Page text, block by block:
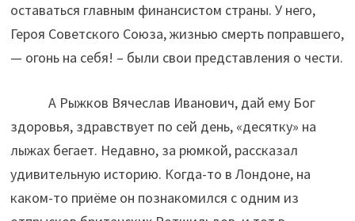
оставаться главным финансистом страны. У него,
Героя Советского Союза, жизнью смерть поправшего,
— огонь на себя! – были свои представления о чести.
А Рыжков Вячеслав Иванович, дай ему Бог
здоровья, здравствует по сей день, «десятку» на
лыжах бегает. Недавно, за рюмкой, рассказал
удивительную историю. Когда-то в Лондоне, на
каком-то приёме он познакомился с одним из